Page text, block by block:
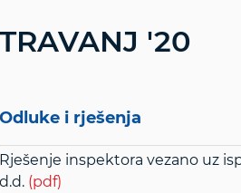
TRAVANJ '20
Odluke i rješenja
Rješenje inspektora vezano uz
d.d. (pdf)